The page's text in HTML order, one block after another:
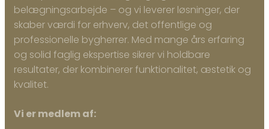
belægningsarbejde – og vi leverer løsninger, der
skaber værdi for erhverv, det offentlige og
professionelle bygherrer. Med mange års erfaring
og solid faglig ekspertise sikrer vi holdbare
resultater, der kombinerer funktionalitet, æstetik og
kvalitet.
Vi er medlem af: